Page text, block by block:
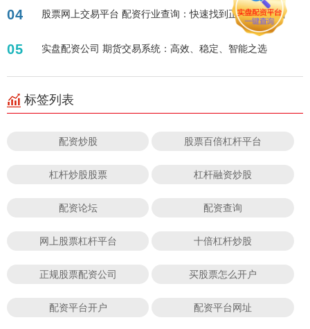
04 股票网上交易平台 配资行业查询：快速找到正规可靠平台
05 实盘配资公司 期货交易系统：高效、稳定、智能之选
标签列表
配资炒股 股票百倍杠杆平台
杠杆炒股股票 杠杆融资炒股
配资论坛 配资查询
网上股票杠杆平台 十倍杠杆炒股
正规股票配资公司 买股票怎么开户
配资平台开户 配资平台网址